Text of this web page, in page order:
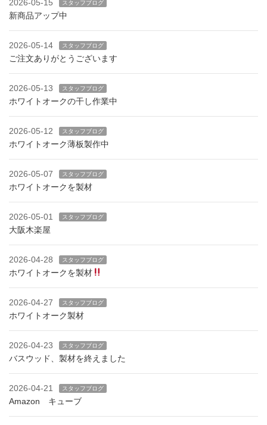
2026-05-15 スタッフブログ
新商品アップ中
2026-05-14 スタッフブログ
ご注文ありがとうございます
2026-05-13 スタッフブログ
ホワイトオークの干し作業中
2026-05-12 スタッフブログ
ホワイトオーク薄板製作中
2026-05-07 スタッフブログ
ホワイトオークを製材
2026-05-01 スタッフブログ
大阪木楽屋
2026-04-28 スタッフブログ
ホワイトオークを製材
2026-04-27 スタッフブログ
ホワイトオーク製材
2026-04-23 スタッフブログ
バスウッド、製材を終えました
2026-04-21 スタッフブログ
Amazon キューブ